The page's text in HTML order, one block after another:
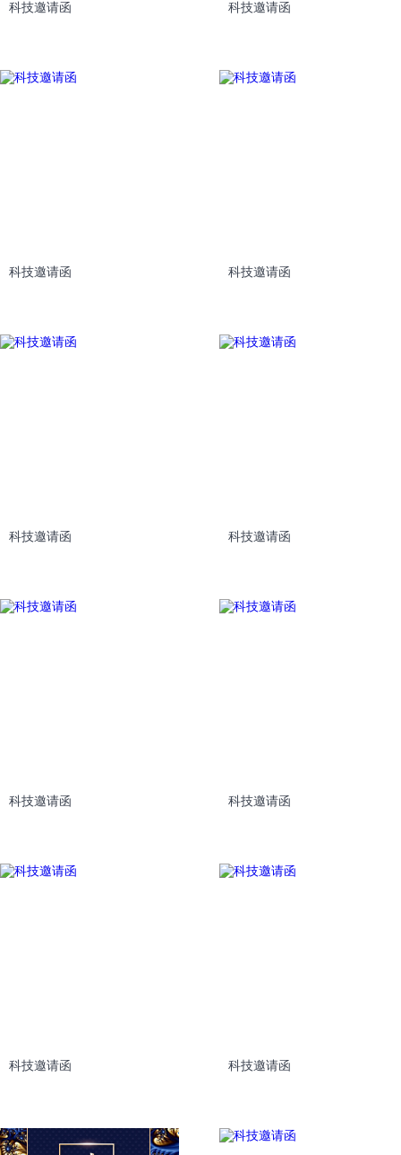
科技邀请函 科技邀请函
科技邀请函 科技邀请函
科技邀请函 科技邀请函
科技邀请函 科技邀请函
科技邀请函 科技邀请函